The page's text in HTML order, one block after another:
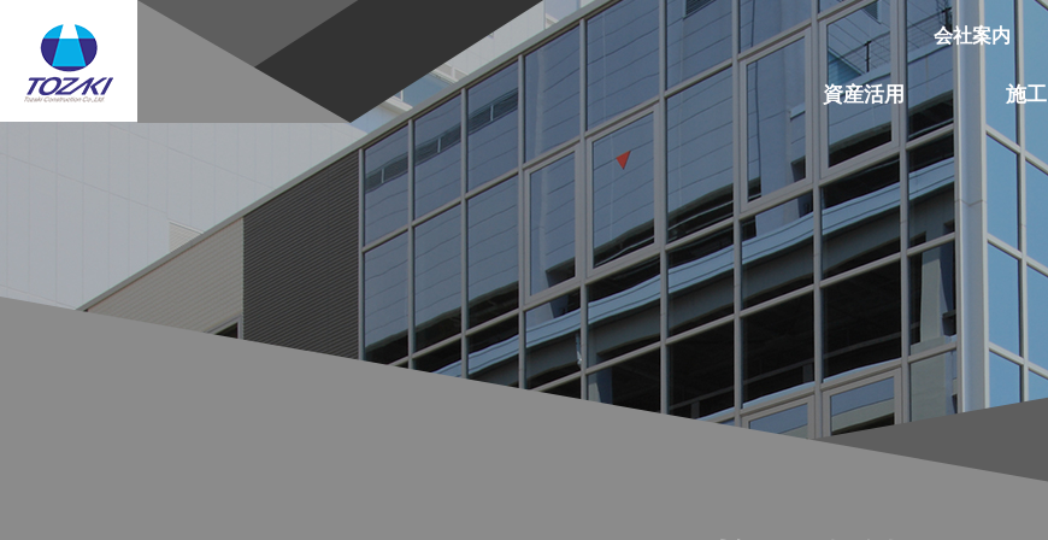
会社案内
資産活用 施工